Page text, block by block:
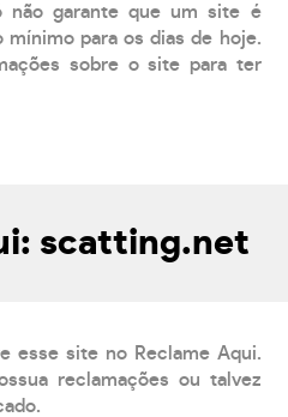
não garante que um site é
para os dias de hoje.
sobre o site para ter
scatting.net
esse site no Reclame Aqui.
reclamações ou talvez